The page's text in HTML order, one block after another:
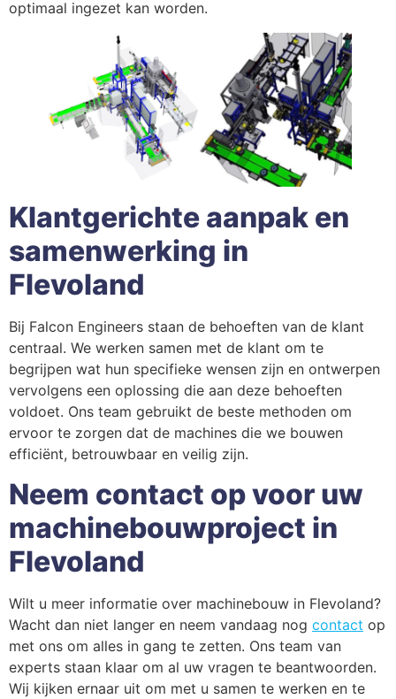
optimaal ingezet kan worden.
Klantgerichte aanpak en
samenwerking in
Flevoland
Bij Falcon Engineers staan de behoeften van de klant
centraal. We werken samen met de klant om te
begrijpen wat hun specifieke wensen zijn en ontwerpen
vervolgens een oplossing die aan deze behoeften
voldoet. Ons team gebruikt de beste methoden om
ervoor te zorgen dat de machines die we bouwen
efficiënt, betrouwbaar en veilig zijn.
Neem contact op voor uw
machinebouwproject in
Flevoland
Wilt u meer informatie over machinebouw in Flevoland?
Wacht dan niet langer en neem vandaag nog contact op
met ons om alles in gang te zetten. Ons team van
experts staan klaar om al uw vragen te beantwoorden.
Wij kijken ernaar uit om met u samen te werken en te